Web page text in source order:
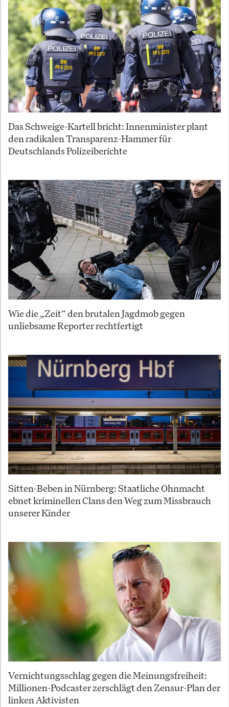
Das Schweige-Kartell bricht: Innenminister plant
den radikalen Transparenz-Hammer für
Deutschlands Polizeiberichte
Wie die „Zeit“ den brutalen Jagdmob gegen
unliebsame Reporter rechtfertigt
Sitten-Beben in Nürnberg: Staatliche Ohnmacht
ebnet kriminellen Clans den Weg zum Missbrauch
unserer Kinder
Vernichtungsschlag gegen die Meinungsfreiheit:
Millionen-Podcaster zerschlägt den Zensur-Plan der
linken Aktivisten